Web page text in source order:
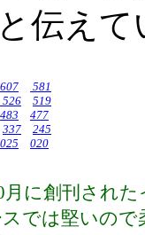
伝えて
607
581
526
519
483
477
337
245
025 020
月に創刊され
では堅いの